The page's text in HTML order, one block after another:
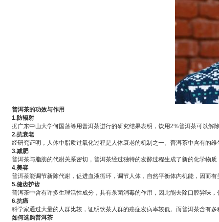
普洱茶的功效与作用
1.防辐射
据广东中山大学何国藩等用普洱茶进行的研究结果表明，饮用2%普洱茶可以解
2.抗衰老
经研究证明，人体中脂质过氧化过程是人体衰老的机制之一。普洱茶中含有的维
3.减肥
普洱茶与脂肪的代谢关系密切，普洱茶经过独特的发酵过程生成了新的化学物质
4.美容
普洱茶能调节新陈代谢，促进血液循环，调节人体，自然平衡体内机能，因而有
5.健齿护齿
普洱茶中含有许多生理活性成分，具有杀菌消毒的作用，因此能去除口腔异味，
6.抗癌
科学家通过大量的人群比较，证明饮茶人群的癌症发病率较低。而普洱茶含有
如何选购普洱茶